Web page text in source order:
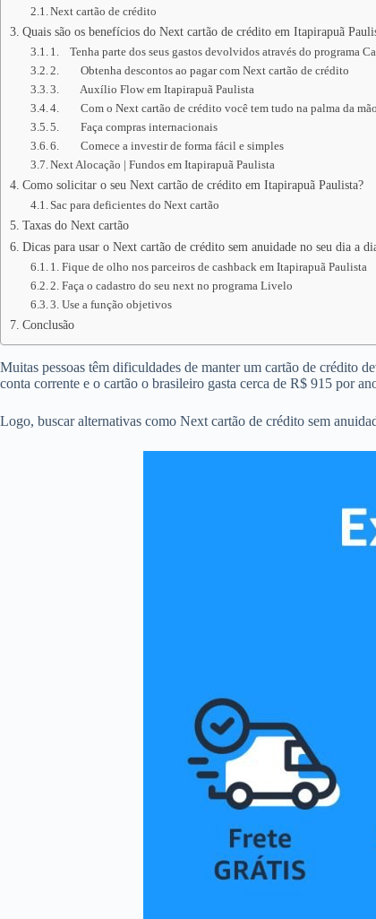
Next cartão de crédito
Quais são os benefícios do Next cartão de crédito em Itapirapuã
1. Tenha parte dos seus gastos devolvidos através do programa
2. Obtenha descontos ao pagar com Next cartão de crédito
3. Auxílio Flow em Itapirapuã Paulista
4. Com o Next cartão de crédito você tem tudo na palma da
5. Faça compras internacionais
6. Comece a investir de forma fácil e simples
Next Alocação | Fundos em Itapirapuã Paulista
Como solicitar o seu Next cartão de crédito em Itapirapuã Paulista?
Sac para deficientes do Next cartão
Taxas do Next cartão
Dicas para usar o Next cartão de crédito sem anuidade no seu dia a
1. Fique de olho nos parceiros de cashback em Itapirapuã Paulista
2. Faça o cadastro do seu next no programa Livelo
3. Use a função objetivos
Conclusão
Muitas pessoas têm dificuldades de manter um cartão de crédito
conta corrente e o cartão o brasileiro gasta cerca de R$ 915 por
Logo, buscar alternativas como Next cartão de crédito sem